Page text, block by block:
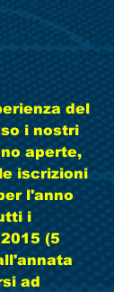
del
i nostri
aperte,
iscrizioni
l'anno
i
(5
ad